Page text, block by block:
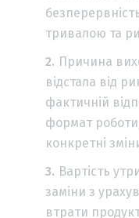
тривалою та
Причина
відстала від
фактичній
формат
конкретні
Вартість
заміни з
втрати